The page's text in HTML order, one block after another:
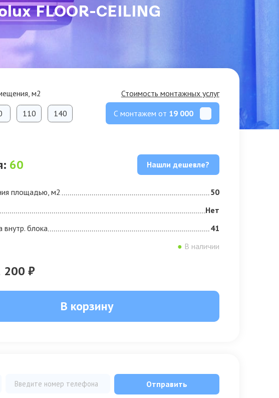
FLOOR-CEILING
м2
110
140
Стоимость монтажных услуг
С монтажем от 19 000
60 Нашли дешевле?
площадью, м2
50
Нет
внутр. блока
41
● В наличии
200 ₽
В корзину
Отправить